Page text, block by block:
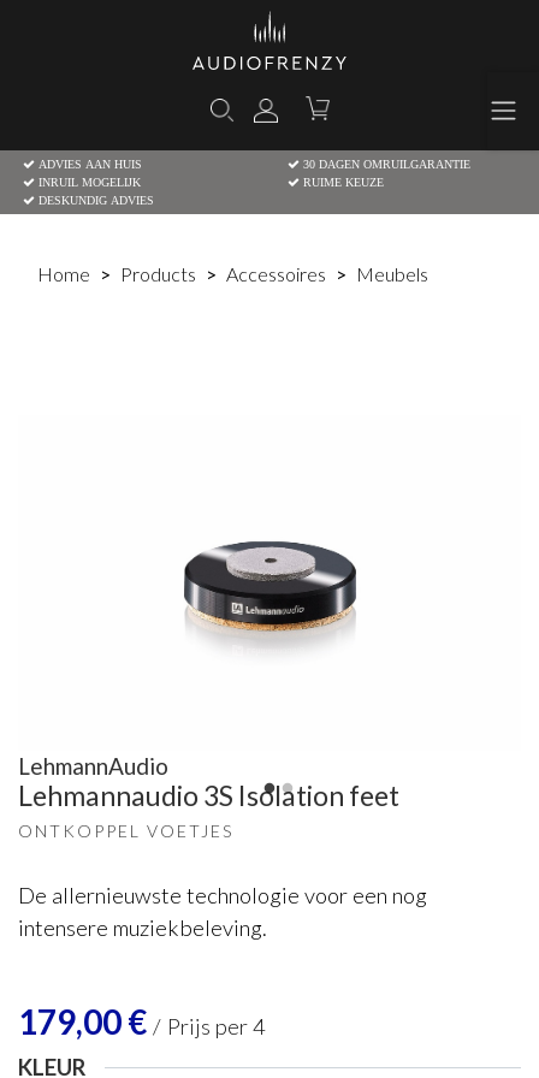
ADVIES AAN HUIS
30 DAGEN OMRUILGARANTIE
INRUIL MOGELIJK
RUIME KEUZE
DESKUNDIG ADVIES
Home Products Accessoires Meubels
LehmannAudio
Lehmannaudio 3S Isolation feet
ONTKOPPEL VOETJES
De allernieuwste technologie voor een nog
intensere muziekbeleving.
179,00€ / Prijs per 4
KLEUR